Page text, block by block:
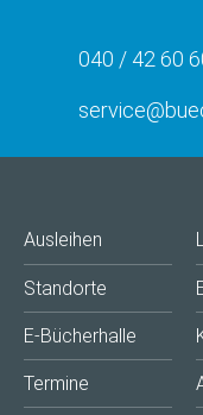
040 / 42 60
Ausleihen
Standorte
E-Bücherhalle
Termine